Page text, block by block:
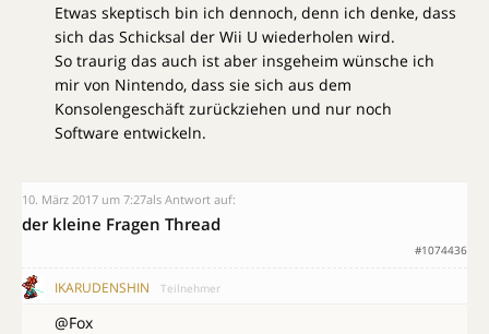
Etwas skeptisch bin ich dennoch, denn ich denke, dass
sich das Schicksal der Wii U wiederholen wird.
So traurig das auch ist aber insgeheim wünsche ich
mir von Nintendo, dass sie sich aus dem
Konsolengeschäft zurückziehen und nur noch
Software entwickeln.
10. März 2017 um 7:27als Antwort auf:
der kleine Fragen Thread
#1074436
IKARUDENSHIN Teilnehmer
@Fox